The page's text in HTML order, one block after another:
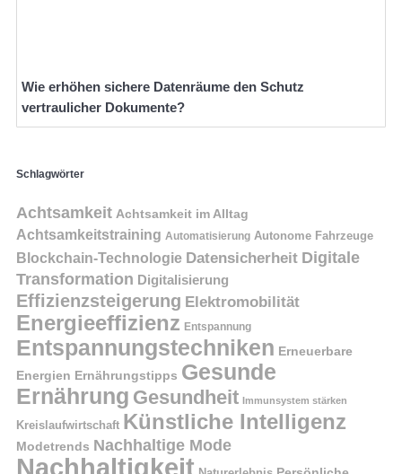
Wie erhöhen sichere Datenräume den Schutz
vertraulicher Dokumente?
Schlagwörter
Achtsamkeit Achtsamkeit im Alltag
Achtsamkeitstraining Automatisierung Autonome Fahrzeuge
Blockchain-Technologie Datensicherheit Digitale
Transformation Digitalisierung
Effizienzsteigerung Elektromobilität
Energieeffizienz Entspannung
Entspannungstechniken Erneuerbare
Energien Ernährungstipps Gesunde
Ernährung Gesundheit Immunsystem stärken
Kreislaufwirtschaft Künstliche Intelligenz
Modetrends Nachhaltige Mode
Nachhaltigkeit